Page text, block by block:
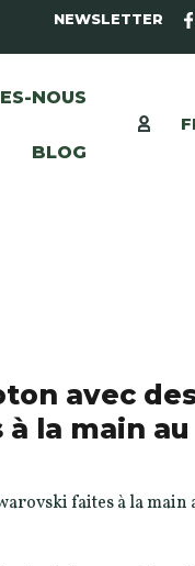
NEWSLETTER
NOUS
BLOG
avec
la main
faites à la main